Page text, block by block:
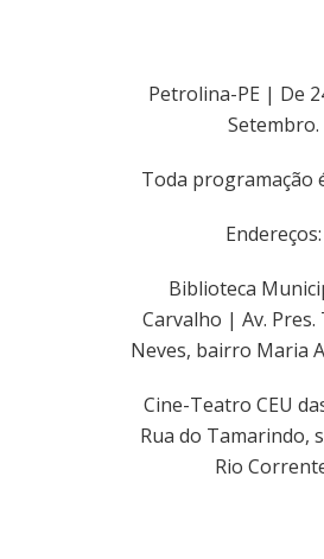
Petrolina-PE | De
Setembro.
Toda programação
Endereços:
Biblioteca
Carvalho | Av. Pres.
Neves, bairro Maria
Cine-Teatro CEU
Rua do Tamarindo,
Rio